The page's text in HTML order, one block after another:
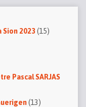
2023 (15)
Pascal SARJAS
(13)